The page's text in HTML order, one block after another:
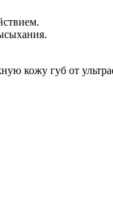
кожу губ от